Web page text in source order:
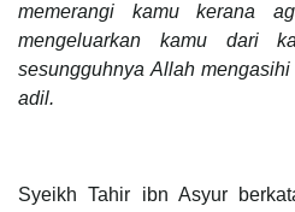
memerangi kamu kerana
mengeluarkan kamu dari
sesungguhnya Allah
adil.
Syeikh Tahir ibn Asyur